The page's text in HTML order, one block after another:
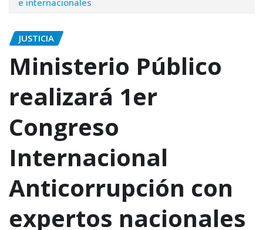
JUSTICIA
Ministerio Público
realizará 1er
Congreso
Internacional
Anticorrupción con
expertos nacionales